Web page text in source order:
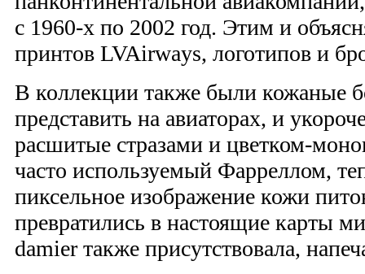
с 1960-х по 2002 год. Этим и
принтов LVAirways, логотипов и
В коллекции также были кожаные
представить на авиаторах, и
расшитые стразами и цветком-
часто используемый Фарреллом,
пиксельное изображение кожи
превратились в настоящие карты
damier также присутствовала,